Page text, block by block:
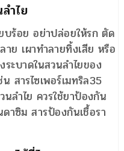
ำไย
บร้อย อย่าปล่อยให้รก ตัด
ย เผาทำลายทิ้งเสีย หรือ
ะบาดในสวนลำไยของ
สารไซเพอร์เมทริล35
นลำไย ควรใช้ยาป้องกัน
ดาซิม สารป้องกันเชื้อรา